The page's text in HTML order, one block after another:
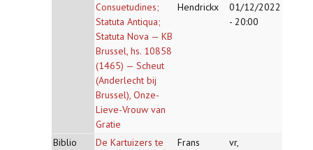
Consuetudines;
Statuta Antiqua;
Statuta Nova — KB
Brussel, hs. 10858
(1465) — Scheut
(Anderlecht bij
Brussel), Onze-
Lieve-Vrouw van
Gratie
Hendrickx
01/12/2022
- 20:00
Biblio
De Kartuizers te
Frans
vr,